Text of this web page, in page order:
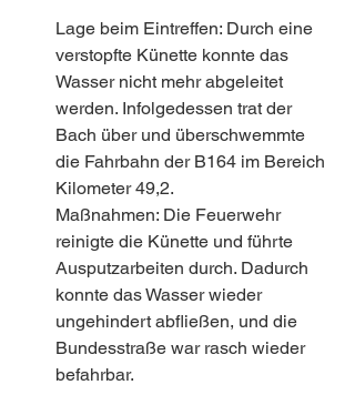
Lage beim Eintreffen: Durch eine
verstopfte Künette konnte das
Wasser nicht mehr abgeleitet
werden. Infolgedessen trat der
Bach über und überschwemmte
die Fahrbahn der B164 im Bereich
Kilometer 49,2.
Maßnahmen: Die Feuerwehr
reinigte die Künette und führte
Ausputzarbeiten durch. Dadurch
konnte das Wasser wieder
ungehindert abfließen, und die
Bundesstraße war rasch wieder
befahrbar.